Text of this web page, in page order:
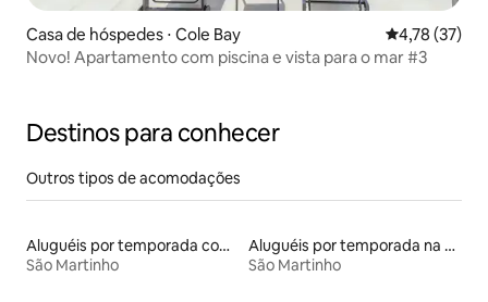
Casa de hóspedes ⋅ Cole Bay 4,78 de uma
4,78 (37)
Novo! Apartamento com piscina e vista para o mar #3
Destinos para conhecer
Outros tipos de acomodações
Aluguéis por temporada com caiaque
São Martinho
Aluguéis por temporada na orla
São Martinho